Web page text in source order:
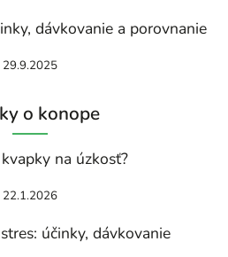
dávkovanie a porovnanie
29.9.2025
o konope
na úzkosť?
22.1.2026
účinky, dávkovanie